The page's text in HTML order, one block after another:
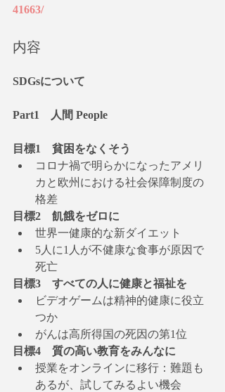
41663/
内容
SDGsについて
Part1　人間 People
目標1　貧困をなくそう
コロナ禍で明らかになったアメリ
カと欧州における社会保障制度の
格差
目標2　飢餓をゼロに
世界一健康的な新ダイエット
5人に1人が不健康な食事が原因で
死亡
目標3　すべての人に健康と福祉を
ビデオゲームは精神的健康に役立
つか
がんは高所得国の死因の第1位
目標4　質の高い教育をみんなに
授業をオンラインに移行：難題も
あるが、試してみるよい機会